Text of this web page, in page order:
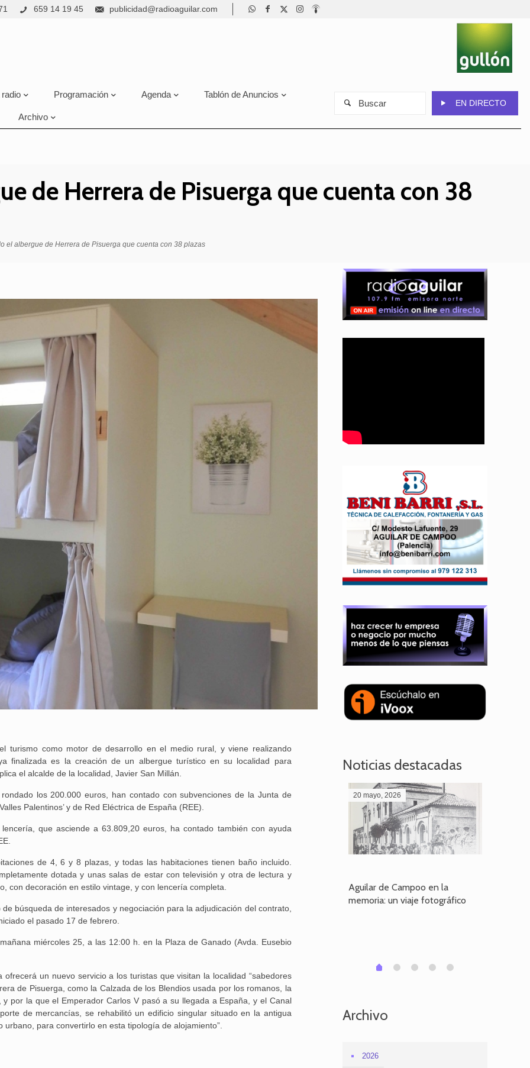
659 14 19 45 publicidad@radioaguilar.com
radio Programación Agenda Tablón de Anuncios
Archivo
EN DIRECTO
de Herrera de Pisuerga que cuenta con 38
el albergue de Herrera de Pisuerga que cuenta con 38 plazas
turismo como motor de desarrollo en el medio rural, y viene realizando
finalizada es la creación de un albergue turístico en su localidad para
el alcalde de la localidad, Javier San Millán.
los 200.000 euros, han contado con subvenciones de la Junta de
Palentinos’ y de Red Eléctrica de España (REE).
que asciende a 63.809,20 euros, ha contado también con ayuda
de 4, 6 y 8 plazas, y todas las habitaciones tienen baño incluido.
dotada y unas salas de estar con televisión y otra de lectura y
con decoración en estilo vintage, y con lencería completa.
búsqueda de interesados y negociación para la adjudicación del contrato,
el pasado 17 de febrero.
miércoles 25, a las 12:00 h. en la Plaza de Ganado (Avda. Eusebio
un nuevo servicio a los turistas que visitan la localidad “sabedores
de Pisuerga, como la Calzada de los Blendios usada por los romanos, la
por la que el Emperador Carlos V pasó a su llegada a España, y el Canal
de mercancías, se rehabilitó un edificio singular situado en la antigua
para convertirlo en esta tipología de alojamiento”.
Noticias destacadas
25 febrero, 2026
Aguilar de Campoo en la
20 mayo, 2026
Aguilar de Campoo en la
memoria: un viaje fotográfico
0 1 2 3 4
Archivo
2026